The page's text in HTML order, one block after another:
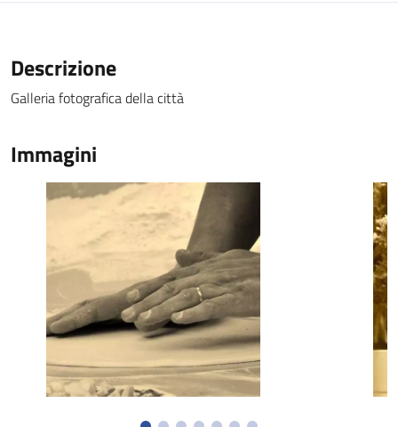
Descrizione
Galleria fotografica della città
Immagini